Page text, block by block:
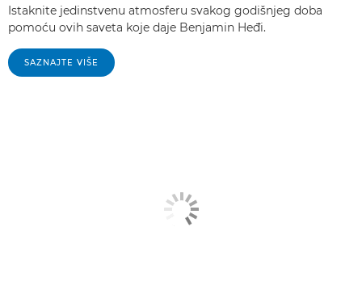
Istaknite jedinstvenu atmosferu svakog godišnjeg doba
pomoću ovih saveta koje daje Benjamin Heđi.
SAZNAJTE VIŠE